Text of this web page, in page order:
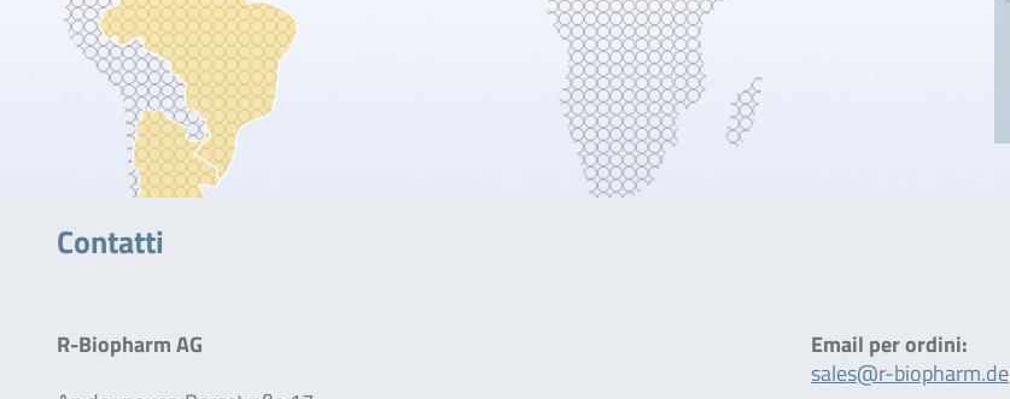
Contatti
R-Biopharm AG
Email per ordini:
sales@r-biopharm.de